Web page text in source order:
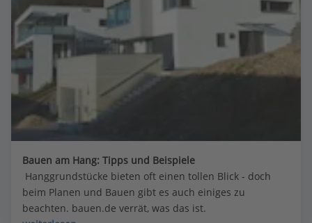
Bauen am Hang: Tipps und Beispiele
Hanggrundstücke bieten oft einen tollen Blick - doch
beim Planen und Bauen gibt es auch einiges zu
beachten. bauen.de verrät, was das ist.